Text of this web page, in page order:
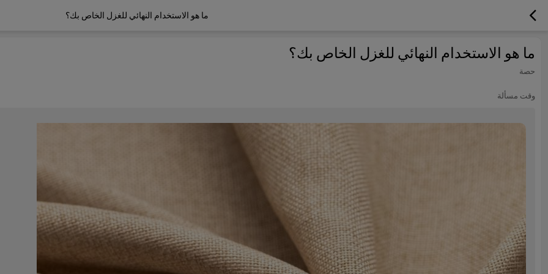
ما هو الاستخدام النهائي للغزل الخاص بك؟
ما هو الاستخدام النهائي للغزل الخاص بك؟
حصة
وقت مسألة